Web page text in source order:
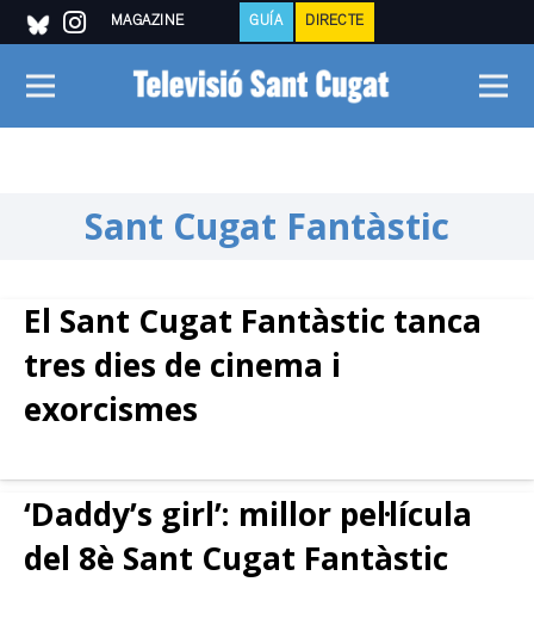
MAGAZINE GUÍA DIRECTE
Sant Cugat Fantàstic
El Sant Cugat Fantàstic tanca
tres dies de cinema i
exorcismes
‘Daddy’s girl’: millor pel·lícula
del 8è Sant Cugat Fantàstic